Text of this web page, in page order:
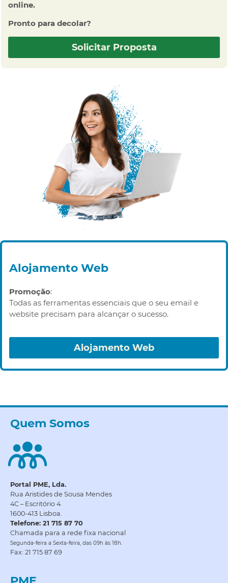
online.
Pronto para decolar?
Solicitar Proposta
Alojamento Web
Promoção:
Todas as ferramentas essenciais que o seu email e
website precisam para alcançar o sucesso.
Alojamento Web
Quem Somos
Portal PME, Lda.
Rua Aristides de Sousa Mendes
4C – Escritório 4
1600-413 Lisboa.
Telefone: 21 715 87 70
Chamada para a rede fixa nacional
Segunda-feira a Sexta-feira, das 09h às 18h.
Fax: 21 715 87 69